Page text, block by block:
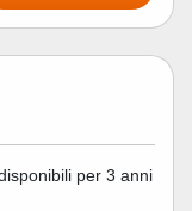
per 3 anni